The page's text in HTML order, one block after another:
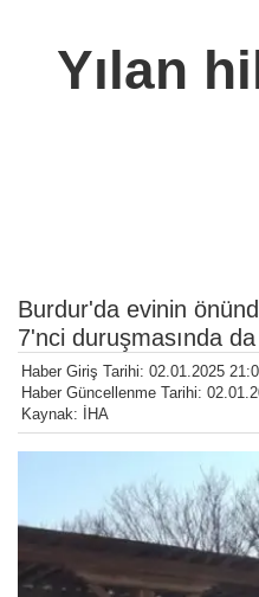
Yılan
Burdur'da evinin
7'nci duruşmasında
Haber Giriş Tarihi: 02.01.2025
Haber Güncellenme Tarihi:
Kaynak: İHA